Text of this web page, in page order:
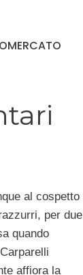
al cospetto
per due
quando
affiora la